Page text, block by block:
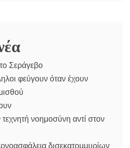
Σεράγεβο
φεύγουν όταν έχουν
νοημοσύνη αντί στον
δισεκατομμυρίων